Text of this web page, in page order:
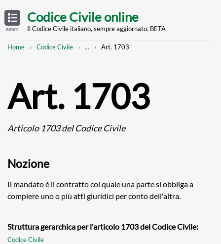
TABLE
OF
CONTENTS
INDICE
main
Codice Civile online
Il Codice Civile italiano, sempre aggiornato. BETA
Breadcrumb
Home Codice Civile
Mostra
... Art. 1703
Art. 1703
Articolo 1703 del Codice Civile
Nozione
Il mandato è il contratto col quale una parte si obbliga a
compiere uno o più atti giuridici per conto dell'altra.
Struttura gerarchica per l'articolo 1703 del Codice Civile:
Codice Civile